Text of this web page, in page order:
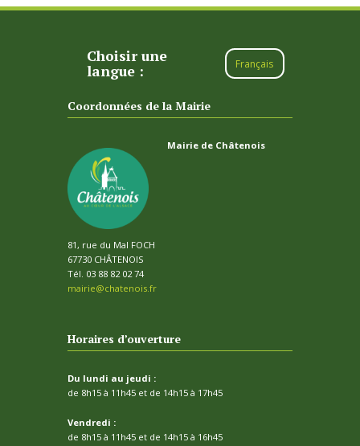
Choisir une
langue :
Français
Coordonnées de la Mairie
Mairie de Châtenois
81, rue du Mal FOCH
67730 CHÂTENOIS
Tél. 03 88 82 02 74
mairie@chatenois.fr
Horaires d’ouverture
Du lundi au jeudi :
de 8h15 à 11h45 et de 14h15 à 17h45
Vendredi :
de 8h15 à 11h45 et de 14h15 à 16h45